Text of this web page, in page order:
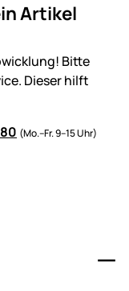
Artikel
Bitte
Dieser hilft
(Mo.–Fr. 9–15 Uhr)